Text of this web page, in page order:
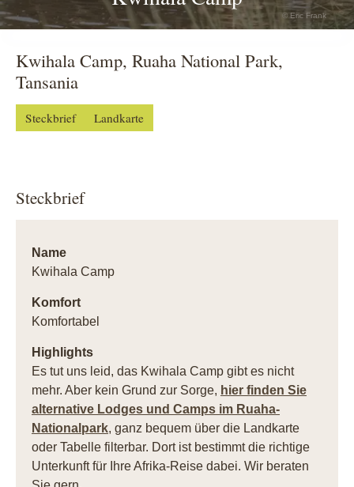
© Eric Frank
Kwihala Camp, Ruaha National Park,
Tansania
Steckbrief Landkarte
Steckbrief
Name
Kwihala Camp
Komfort
Komfortabel
Highlights
Es tut uns leid, das Kwihala Camp gibt es nicht
mehr. Aber kein Grund zur Sorge, hier finden Sie
alternative Lodges und Camps im Ruaha-
Nationalpark, ganz bequem über die Landkarte
oder Tabelle filterbar. Dort ist bestimmt die richtige
Unterkunft für Ihre Afrika-Reise dabei. Wir beraten